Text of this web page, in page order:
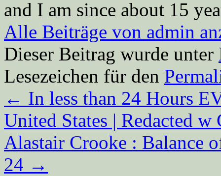
and I am since about 15
Alle Beiträge von admin
Dieser Beitrag wurde unter
Lesezeichen für den
← In less than 24 Hours
United States | Redacted
Alastair Crooke : Balance
24 →